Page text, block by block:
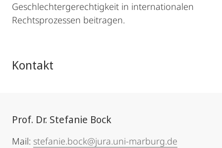
Geschlechtergerechtigkeit in internationalen
Rechtsprozessen beitragen.
Kontakt
Prof. Dr. Stefanie Bock
Mail: stefanie.bock@jura.uni-marburg.de